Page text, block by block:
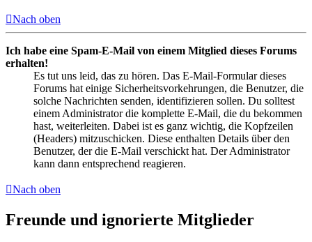
Nach oben
Ich habe eine Spam-E-Mail von einem Mitglied dieses Forums
erhalten!
Es tut uns leid, das zu hören. Das E-Mail-Formular dieses
Forums hat einige Sicherheitsvorkehrungen, die Benutzer, die
solche Nachrichten senden, identifizieren sollen. Du solltest
einem Administrator die komplette E-Mail, die du bekommen
hast, weiterleiten. Dabei ist es ganz wichtig, die Kopfzeilen
(Headers) mitzuschicken. Diese enthalten Details über den
Benutzer, der die E-Mail verschickt hat. Der Administrator
kann dann entsprechend reagieren.
Nach oben
Freunde und ignorierte Mitglieder